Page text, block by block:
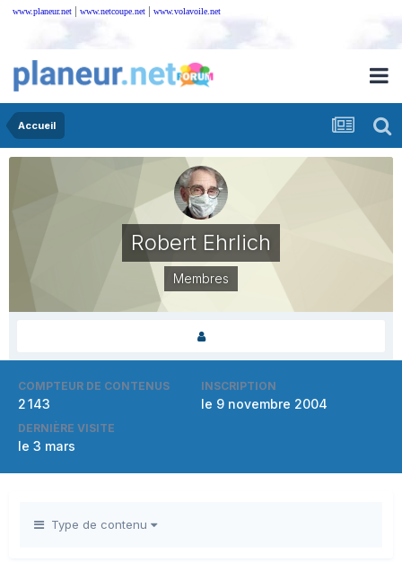
www.planeur.net | www.netcoupe.net | www.volavoile.net
Accueil
Robert Ehrlich
Membres
COMPTEUR DE CONTENUS
2 143
INSCRIPTION
le 9 novembre 2004
DERNIÈRE VISITE
le 3 mars
Type de contenu